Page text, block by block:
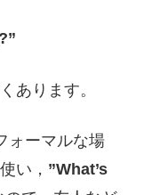
あります。
ォーマルな場
い， ”What’s